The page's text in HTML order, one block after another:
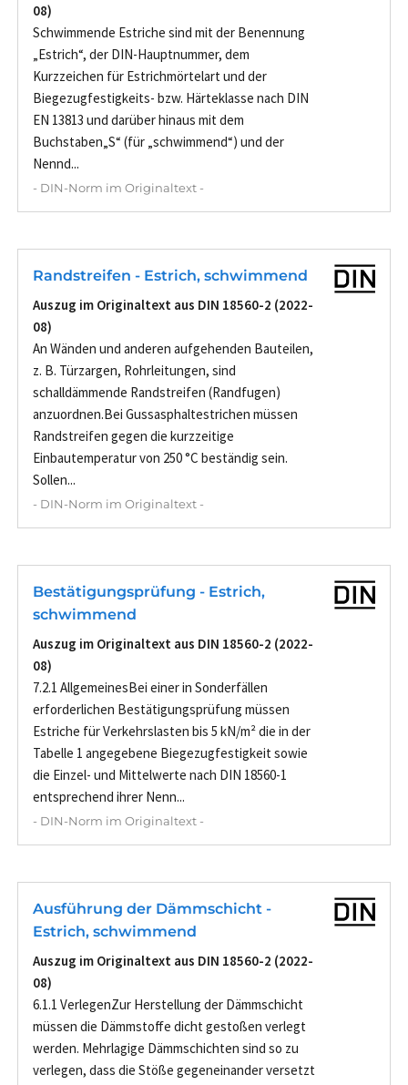
08)
Schwimmende Estriche sind mit der Benennung
„Estrich“, der DIN-Hauptnummer, dem
Kurzzeichen für Estrichmörtelart und der
Biegezugfestigkeits- bzw. Härteklasse nach DIN
EN 13813 und darüber hinaus mit dem
Buchstaben„S“ (für „schwimmend“) und der
Nennd...
- DIN-Norm im Originaltext -
Randstreifen - Estrich, schwimmend
Auszug im Originaltext aus DIN 18560-2 (2022-
08)
An Wänden und anderen aufgehenden Bauteilen,
z. B. Türzargen, Rohrleitungen, sind
schalldämmende Randstreifen (Randfugen)
anzuordnen.Bei Gussasphaltestrichen müssen
Randstreifen gegen die kurzzeitige
Einbautemperatur von 250 °C beständig sein.
Sollen...
- DIN-Norm im Originaltext -
Bestätigungsprüfung - Estrich,
schwimmend
Auszug im Originaltext aus DIN 18560-2 (2022-
08)
7.2.1 AllgemeinesBei einer in Sonderfällen
erforderlichen Bestätigungsprüfung müssen
Estriche für Verkehrslasten bis 5 kN/m² die in der
Tabelle 1 angegebene Biegezugfestigkeit sowie
die Einzel- und Mittelwerte nach DIN 18560-1
entsprechend ihrer Nenn...
- DIN-Norm im Originaltext -
Ausführung der Dämmschicht -
Estrich, schwimmend
Auszug im Originaltext aus DIN 18560-2 (2022-
08)
6.1.1 VerlegenZur Herstellung der Dämmschicht
müssen die Dämmstoffe dicht gestoßen verlegt
werden. Mehrlagige Dämmschichten sind so zu
verlegen, dass die Stöße gegeneinander versetzt